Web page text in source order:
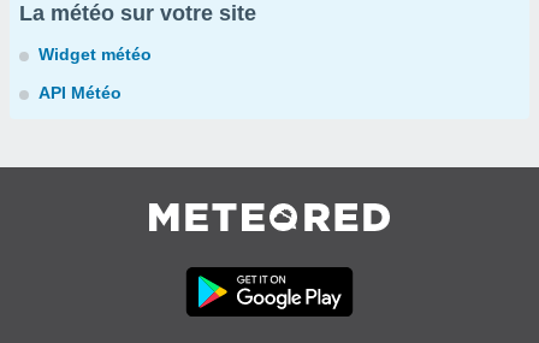
La météo sur votre site
Widget météo
API Météo